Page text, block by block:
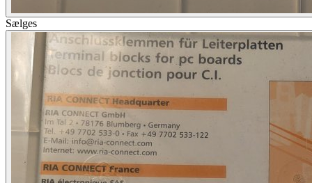
Sælges